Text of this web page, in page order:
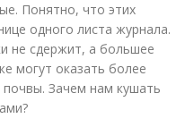
Понятно, что этих
одного листа журнала.
не сдержит, а большее
могут оказать более
почвы. Зачем нам кушать